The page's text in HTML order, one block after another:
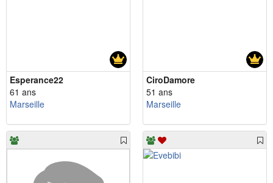
Esperance22
61 ans
Marseille
CiroDamore
51 ans
Marseille